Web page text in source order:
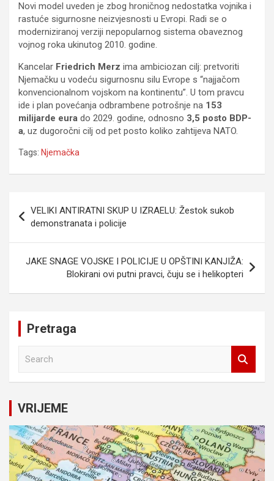
Novi model uveden je zbog hroničnog nedostatka vojnika i
rastuće sigurnosne neizvjesnosti u Evropi. Radi se o
moderniziranoj verziji nepopularnog sistema obaveznog
vojnog roka ukinutog 2010. godine.
Kancelar Friedrich Merz ima ambiciozan cilj: pretvoriti
Njemačku u vodeću sigurnosnu silu Evrope s “najjačom
konvencionalnom vojskom na kontinentu”. U tom pravcu
ide i plan povećanja odbrambene potrošnje na 153
milijarde eura do 2029. godine, odnosno 3,5 posto BDP-
a, uz dugoročni cilj od pet posto koliko zahtijeva NATO.
Tags: Njemačka
članaka
VELIKI ANTIRATNI SKUP U IZRAELU: Žestok sukob
demonstranata i policije
JAKE SNAGE VOJSKE I POLICIJE U OPŠTINI KANJIŽA:
Blokirani ovi putni pravci, čuju se i helikopteri
Pretraga
c
h
VRIJEME